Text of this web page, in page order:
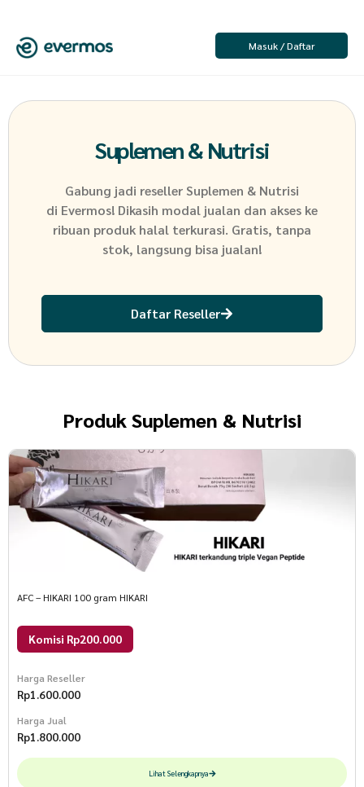
Masuk / Daftar
Suplemen & Nutrisi
Gabung jadi reseller Suplemen & Nutrisi
di Evermos! Dikasih modal jualan dan akses ke
ribuan produk halal terkurasi. Gratis, tanpa
stok, langsung bisa jualan!
Daftar Reseller
ProdukSuplemen & Nutrisi
AFC – HIKARI 100 gram HIKARI
Komisi Rp200.000
Harga Reseller
Rp1.600.000
Harga Jual
Rp1.800.000
Lihat Selengkapnya